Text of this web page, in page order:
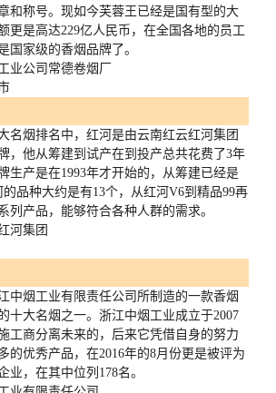
和称号。现如今芙蓉王已经是国有型的大
更是高达229亿人民币，在全国各地的员工
国家级的香烟品牌了。
业公司常德卷烟厂
名烟排名中，红河是由云南红云红河集团
，他从筹建到试产在到投产总共花费了3年
生产是在1993年才开始的，从筹建已经是
品种大约是有13个，从红河 V6到精品99再
列产品，能够符合各种人群的需求。
河集团
中烟工业有限责任公司所制造的一款香烟
十大名烟之一。浙江中烟工业成立于2007
工商分离未来的，后来它凭借自身的努力
的优秀产品，在2016年的8月份更是被评为
业，在其中位列 178名。